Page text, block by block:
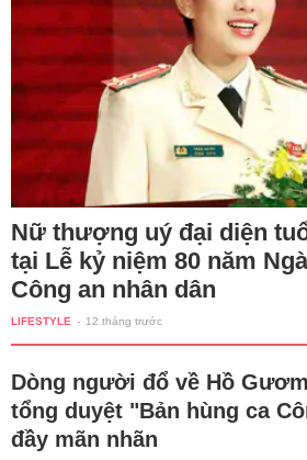
Nữ thượng uý đại diện
tại Lễ kỷ niệm 80 năm
Công an nhân dân
LIFESTYLE - 12 tháng trước
Dòng người đổ về Hồ
tổng duyệt "Bản hùng ca
đầy mãn nhãn